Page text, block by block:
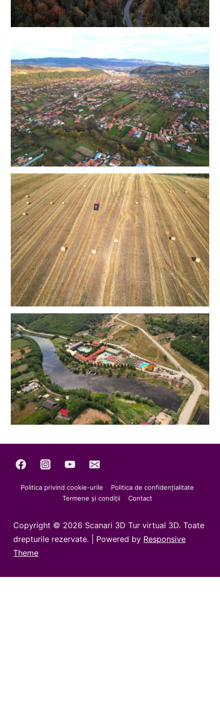
Politica privind cookie-urile
Politica de confidențialitate
Termene și condiții
Contact
Copyright © 2026 Scanari 3D Tur virtual 3D. Toate
drepturile rezervate.
| Powered by Responsive
Theme